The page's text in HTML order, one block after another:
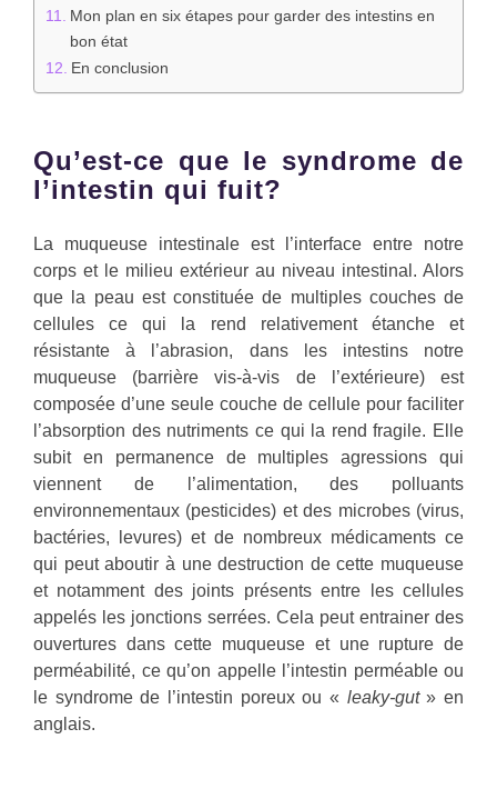
Mon plan en six étapes pour garder des intestins en
bon état
En conclusion
Qu’est-ce que le syndrome de
l’intestin qui fuit?
La muqueuse intestinale est l’interface entre notre
corps et le milieu extérieur au niveau intestinal. Alors
que la peau est constituée de multiples couches de
cellules ce qui la rend relativement étanche et
résistante à l’abrasion, dans les intestins notre
muqueuse (barrière vis-à-vis de l’extérieure) est
composée d’une seule couche de cellule pour faciliter
l’absorption des nutriments ce qui la rend fragile. Elle
subit en permanence de multiples agressions qui
viennent de l’alimentation, des polluants
environnementaux (pesticides) et des microbes (virus,
bactéries, levures) et de nombreux médicaments ce
qui peut aboutir à une destruction de cette muqueuse
et notamment des joints présents entre les cellules
appelés les jonctions serrées. Cela peut entrainer des
ouvertures dans cette muqueuse et une rupture de
perméabilité, ce qu’on appelle l’intestin perméable ou
le syndrome de l’intestin poreux ou « leaky-gut» en
anglais.